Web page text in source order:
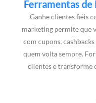
Ferramentas
Ganhe clientes fiéis
marketing permite que
com cupons,
quem volta sempre.
clientes e transforme